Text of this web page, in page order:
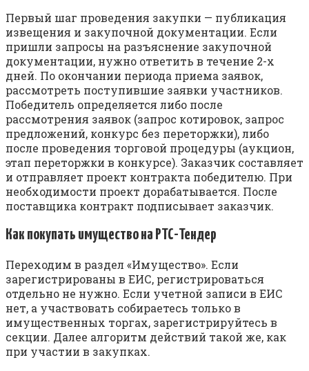
Первый шаг проведения закупки — публикация
извещения и закупочной документации. Если
пришли запросы на разъяснение закупочной
документации, нужно ответить в течение 2-х
дней. По окончании периода приема заявок,
рассмотреть поступившие заявки участников.
Победитель определяется либо после
рассмотрения заявок (запрос котировок, запрос
предложений, конкурс без переторжки), либо
после проведения торговой процедуры (аукцион,
этап переторжки в конкурсе). Заказчик составляет
и отправляет проект контракта победителю. При
необходимости проект дорабатывается. После
поставщика контракт подписывает заказчик.
Как покупать имущество на РТС-Тендер
Переходим в раздел «Имущество». Если
зарегистрированы в ЕИС, регистрироваться
отдельно не нужно. Если учетной записи в ЕИС
нет, а участвовать собираетесь только в
имущественных торгах, зарегистрируйтесь в
секции. Далее алгоритм действий такой же, как
при участии в закупках.